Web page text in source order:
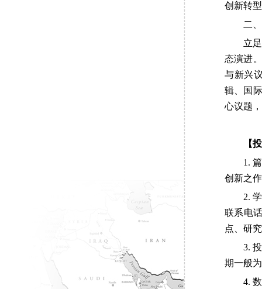
创新转
二
立
态演进
与新兴
辑、国
心议题
【
1.
创新之
2.
联系电
点、研
3.
期一般
4.